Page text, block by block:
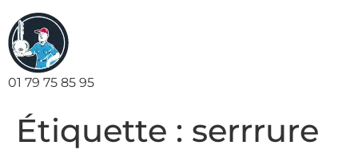
01 79 75 85 95
Étiquette : serrrure